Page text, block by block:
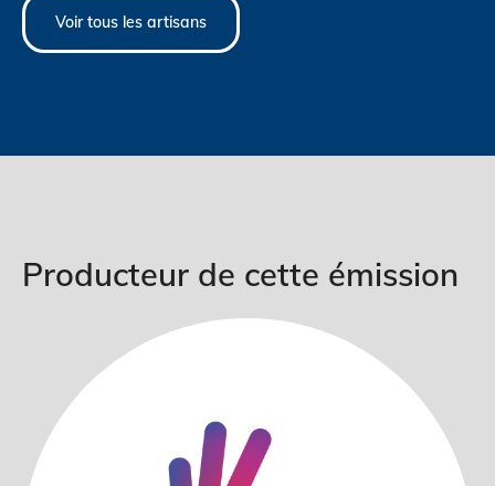
Voir tous les artisans
Producteur de cette émission